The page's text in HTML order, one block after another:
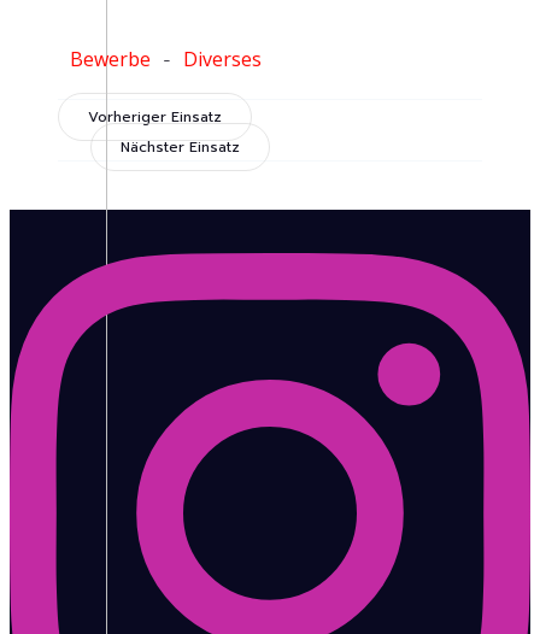
Bewerbe - Diverses
Vorheriger Einsatz
Nächster Einsatz